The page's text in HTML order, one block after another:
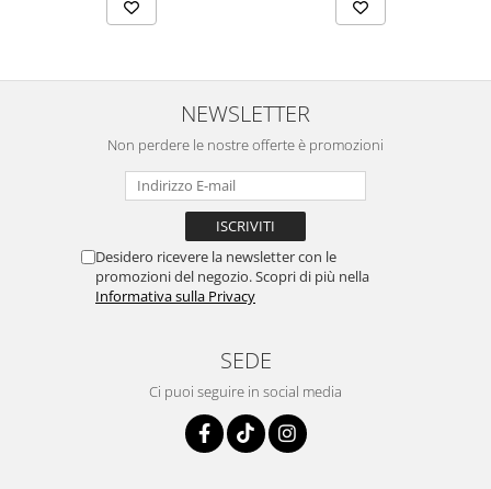
NEWSLETTER
Non perdere le nostre offerte è promozioni
Desidero ricevere la newsletter con le
promozioni del negozio. Scopri di più nella
Informativa sulla Privacy
SEDE
Ci puoi seguire in social media